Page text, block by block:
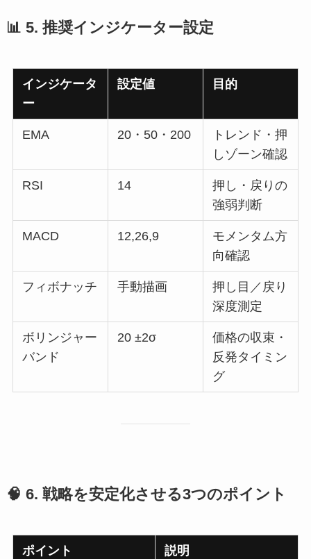
📊 5. 推奨インジケーター設定
インジケータ
ー
設定値 目的
EMA 20・50・200
トレンド・押
しゾーン確認
RSI 14
押し・戻りの
強弱判断
MACD 12,26,9
モメンタム方
向確認
フィボナッチ 手動描画
押し目／戻り
深度測定
ボリンジャー
バンド
20 ±2σ
価格の収束・
反発タイミン
グ
🧠 6. 戦略を安定化させる3つのポイント
ポイント 説明